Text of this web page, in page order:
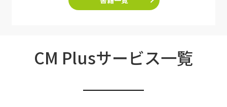
CM Plusサービス一覧